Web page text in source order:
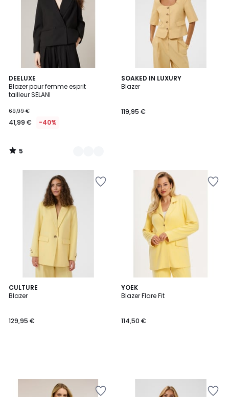
DEELUXE
Blazer pour femme esprit
tailleur SELANI
69,99 €
41,99 € -40%
5
/
5
2
Couleurs
5
/
SOAKED IN LUXURY
Blazer
119,95 €
CULTURE
Blazer
129,95 €
YOEK
Blazer Flare Fit
114,50 €